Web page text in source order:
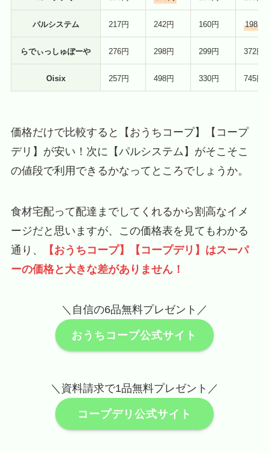
パルシステム 217円 242円 160円 198円
らでぃっしゅぼーや 276円 298円 299円 372円
Oisix 257円 498円 330円 745円
価格だけで比較すると【おうちコープ】【コープ
デリ】が安い！次に【パルシステム】がそこそこ
の値段で利用できるかなってところでしょうか。
食材宅配って配達までしてくれるから割高なイメ
ージだと思いますが、この価格表を見てもわかる
通り、
【おうちコープ】【コープデリ】はスーパ
ーの価格と大きな差がありません！
＼自信の6品無料プレゼント／
おうちコープ公式サイト
＼資料請求で1品無料プレゼント／
コープデリ公式サイト